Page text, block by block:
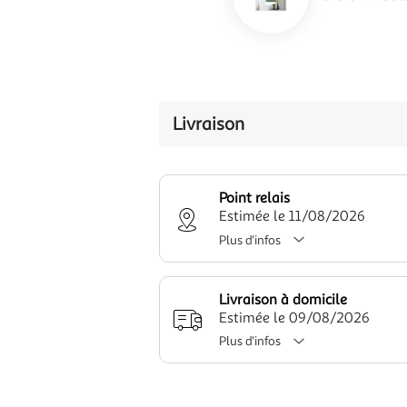
Livraison
Point relais
Estimée le 11/08/2026
Plus d'infos
Livraison à domicile
Estimée le 09/08/2026
Plus d'infos